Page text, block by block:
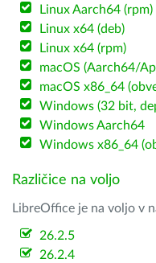
Linux Aarch64 (rpm)
Linux x64 (deb)
Linux x64 (rpm)
macOS (Aarch64/
macOS x86_64
Windows (32 bit,
Windows Aarch64
Windows x86_64
Različice na voljo
LibreOffice je na voljo v
26.2.5
26.2.4